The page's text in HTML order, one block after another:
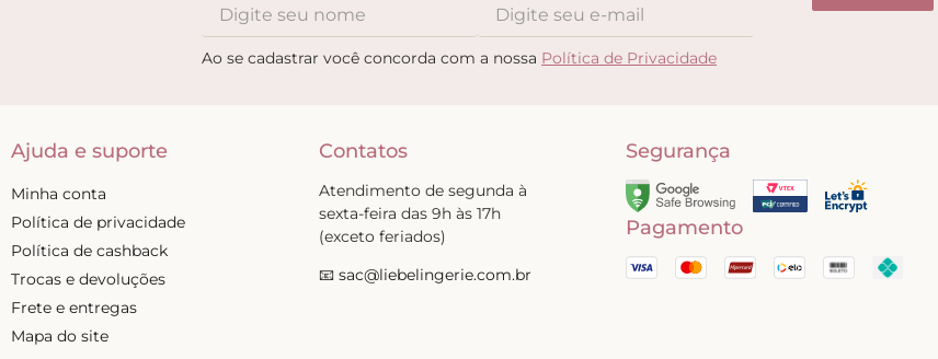
Ao se cadastrar você concorda com a nossa Política de Privacidade
Ajuda e suporte
Minha conta
Política de privacidade
Política de cashback
Trocas e devoluções
Frete e entregas
Mapa do site
Contatos
Atendimento de segunda à
sexta-feira das 9h às 17h
(exceto feriados)
📧 sac@liebelingerie.com.br
Segurança
Pagamento